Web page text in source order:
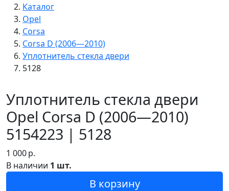
Каталог
Opel
Corsa
Corsa D (2006—2010)
Уплотнитель стекла двери
5128
Уплотнитель стекла двери
Opel Corsa D (2006—2010)
5154223 | 5128
1 000р.
В наличии 1 шт.
В корзину